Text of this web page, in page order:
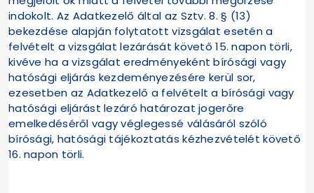
indokolt. Az Adatkezelő által az Sztv. 8. § (13)
bekezdése alapján folytatott vizsgálat esetén a
felvételt a vizsgálat lezárását követő 15. napon törli,
kivéve ha a vizsgálat eredményeként bírósági vagy
hatósági eljárás kezdeményezésére kerül sor,
ezesetben az Adatkezelő a felvételt a bírósági vagy
hatósági eljárást lezáró határozat jogerőre
emelkedéséről vagy véglegessé válásáról szóló
bírósági, hatósági tájékoztatás kézhezvételét követő
16. napon törli.